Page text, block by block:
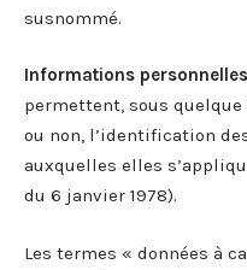
susnommé.
Informations
permettent, sous
ou non, l’identification
auxquelles elles
du 6 janvier 1978).
Les termes « données à